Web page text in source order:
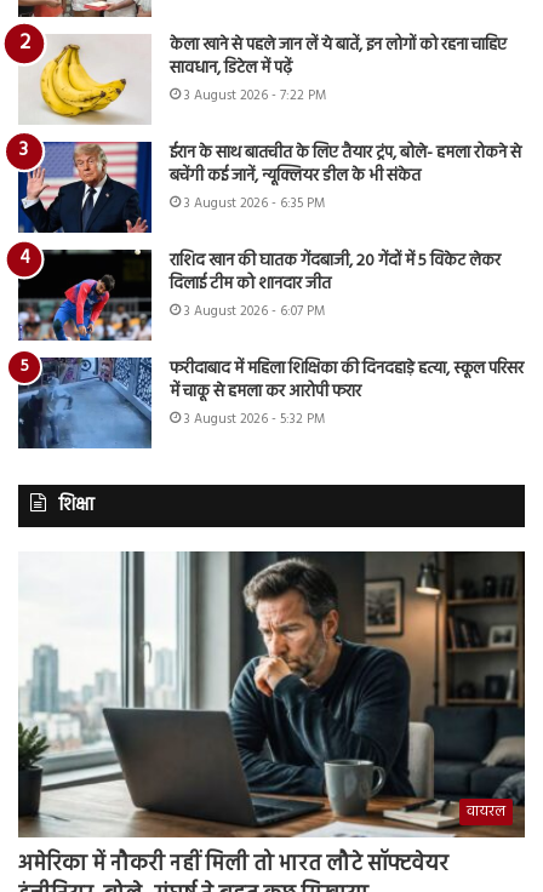
केला खाने से पहले जान लें ये बातें, इन लोगों को रहना चाहिए
सावधान, डिटेल में पढ़ें
3 August 2026 - 7:22 PM
ईरान के साथ बातचीत के लिए तैयार ट्रंप, बोले- हमला रोकने से
बचेंगी कई जानें, न्यूक्लियर डील के भी संकेत
3 August 2026 - 6:35 PM
राशिद खान की घातक गेंदबाजी, 20 गेंदों में 5 विकेट लेकर
दिलाई टीम को शानदार जीत
3 August 2026 - 6:07 PM
फरीदाबाद में महिला शिक्षिका की दिनदहाड़े हत्या, स्कूल परिसर
में चाकू से हमला कर आरोपी फरार
3 August 2026 - 5:32 PM
शिक्षा
वायरल
अमेरिका में नौकरी नहीं मिली तो भारत लौटे सॉफ्टवेयर